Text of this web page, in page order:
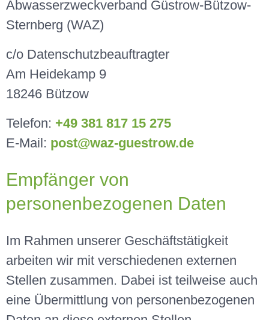
Abwasserzweckverband Güstrow-Bützow-
Sternberg (WAZ)
c/o Datenschutzbeauftragter
Am Heidekamp 9
18246 Bützow
Telefon: +49 381 817 15 275
E-Mail: post@waz-guestrow.de
Empfänger von
personenbezogenen Daten
Im Rahmen unserer Geschäftstätigkeit
arbeiten wir mit verschiedenen externen
Stellen zusammen. Dabei ist teilweise auch
eine Übermittlung von personenbezogenen